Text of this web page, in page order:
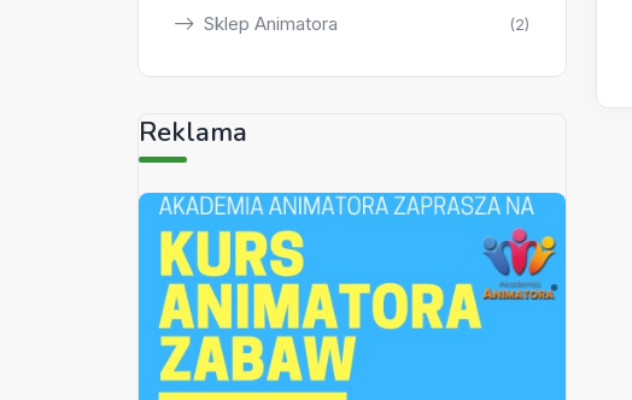
Sklep Animatora (2)
Reklama